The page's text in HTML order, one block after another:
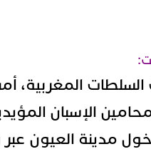
المغربية،
الإسبان
مدينة العيون عبر